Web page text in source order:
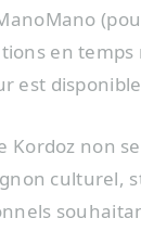
en temps
est
non
culturel,